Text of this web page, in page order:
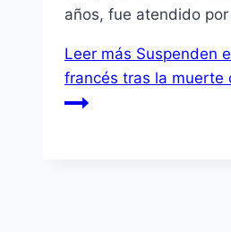
años, fue atendido
Leer más Suspenden
francés tras la muerte